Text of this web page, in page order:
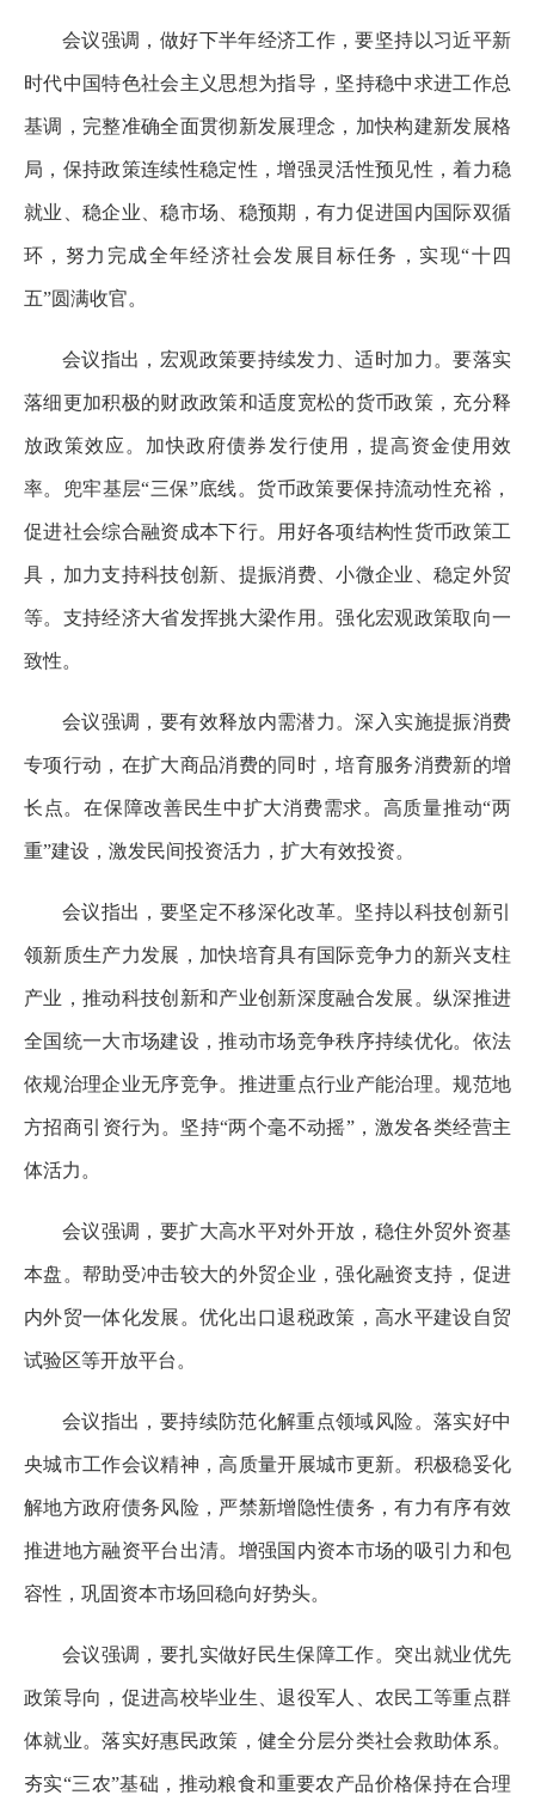
会议强调，做好下半年经济工作，要坚持以习近平新
时代中国特色社会主义思想为指导，坚持稳中求进工作总
基调，完整准确全面贯彻新发展理念，加快构建新发展格
局，保持政策连续性稳定性，增强灵活性预见性，着力稳
就业、稳企业、稳市场、稳预期，有力促进国内国际双循
环，努力完成全年经济社会发展目标任务，实现“十四
五”圆满收官。
会议指出，宏观政策要持续发力、适时加力。要落实
落细更加积极的财政政策和适度宽松的货币政策，充分释
放政策效应。加快政府债券发行使用，提高资金使用效
率。兜牢基层“三保”底线。货币政策要保持流动性充裕，
促进社会综合融资成本下行。用好各项结构性货币政策工
具，加力支持科技创新、提振消费、小微企业、稳定外贸
等。支持经济大省发挥挑大梁作用。强化宏观政策取向一
致性。
会议强调，要有效释放内需潜力。深入实施提振消费
专项行动，在扩大商品消费的同时，培育服务消费新的增
长点。在保障改善民生中扩大消费需求。高质量推动“两
重”建设，激发民间投资活力，扩大有效投资。
会议指出，要坚定不移深化改革。坚持以科技创新引
领新质生产力发展，加快培育具有国际竞争力的新兴支柱
产业，推动科技创新和产业创新深度融合发展。纵深推进
全国统一大市场建设，推动市场竞争秩序持续优化。依法
依规治理企业无序竞争。推进重点行业产能治理。规范地
方招商引资行为。坚持“两个毫不动摇”，激发各类经营主
体活力。
会议强调，要扩大高水平对外开放，稳住外贸外资基
本盘。帮助受冲击较大的外贸企业，强化融资支持，促进
内外贸一体化发展。优化出口退税政策，高水平建设自贸
试验区等开放平台。
会议指出，要持续防范化解重点领域风险。落实好中
央城市工作会议精神，高质量开展城市更新。积极稳妥化
解地方政府债务风险，严禁新增隐性债务，有力有序有效
推进地方融资平台出清。增强国内资本市场的吸引力和包
容性，巩固资本市场回稳向好势头。
会议强调，要扎实做好民生保障工作。突出就业优先
政策导向，促进高校毕业生、退役军人、农民工等重点群
体就业。落实好惠民政策，健全分层分类社会救助体系。
夯实“三农”基础，推动粮食和重要农产品价格保持在合理